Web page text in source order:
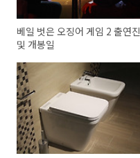
베일 벗은 오징어 게임 2 출연진
및 개봉일